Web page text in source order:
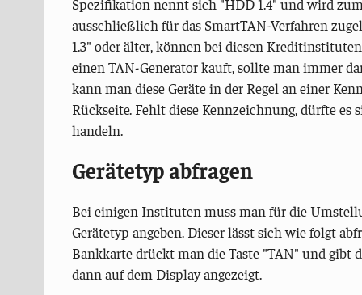
Spezifikation nennt sich "HDD 1.4" und wird
ausschließlich für das SmartTAN-Verfahren
1.3" oder älter, können bei diesen
einen TAN-Generator kauft, sollte man immer
kann man diese Geräte in der Regel an einer
Rückseite. Fehlt diese Kennzeichnung, dürfte
handeln.
Gerätetyp abfragen
Bei einigen Instituten muss man für die
Gerätetyp angeben. Dieser lässt sich wie folgt
Bankkarte drückt man die Taste "TAN" und gibt
dann auf dem Display angezeigt.